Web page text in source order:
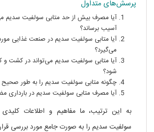
پرسش‌های متداول
آیا مصرف بیش از حد متابی سولفیت سدیم
آسیب برساند؟
آیا متابی سولفیت سدیم در صنعت غذایی مورد
می‌گیرد؟
آیا متابی سولفیت سدیم می‌تواند در کشت و
شود؟
چگونه متابی سولفیت سدیم را به طور صحیح
آیا مصرف متابی سولفیت سدیم در بارداری
به این ترتیب، ما مفاهیم و اطلاعات
سولفیت سدیم را به صورت جامع مورد بررسی